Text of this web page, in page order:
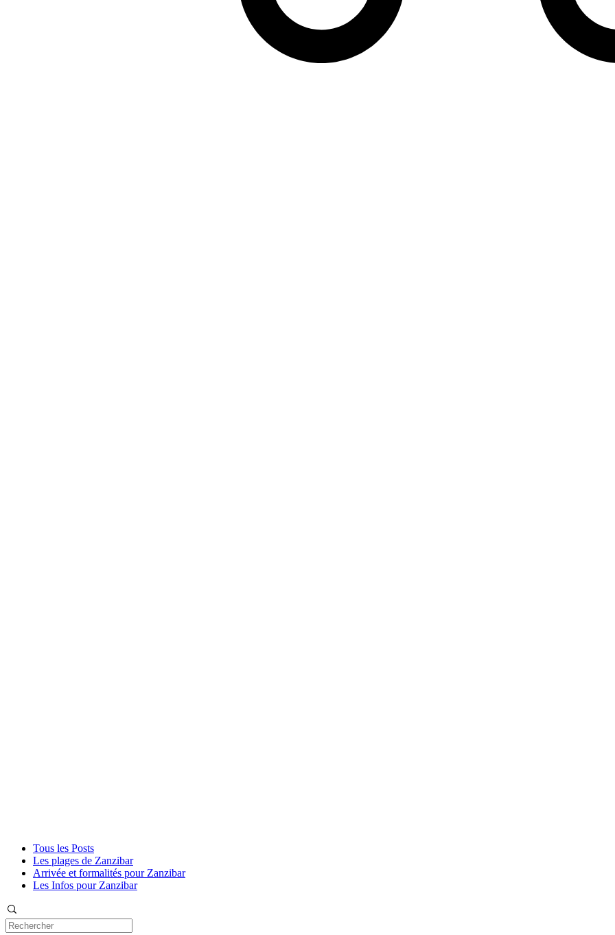
Tous les Posts
Les plages de Zanzibar
Arrivée et formalités pour Zanzibar
Les Infos pour Zanzibar